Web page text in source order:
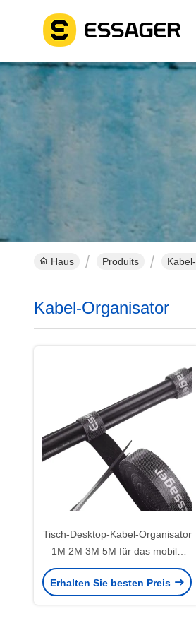
Haus Produits
Kabel-Organisator
Tisch-Desktop-Kabel-Organisator
1M 2M 3M 5M für das mobile
Kabelmanagement
Erhalten Sie besten Preis